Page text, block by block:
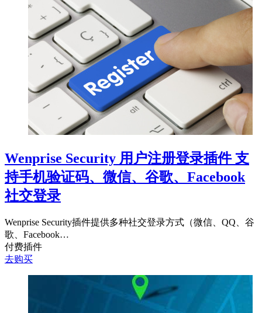
Wenprise Security 用户注册登录插件 支
持手机验证码、微信、谷歌、Facebook
社交登录
Wenprise Security插件提供多种社交登录方式（微信、QQ、谷
歌、Facebook…
付费插件
去购买